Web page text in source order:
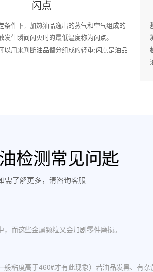
闪点
条件下，加热油品逸出的蒸气和空气组成的
发生瞬间闪火时的最低温度称为闪点。
以用来判断油品馏分组成的轻重;闪点是油品
检测常见问匙
需了解更多，请咨询客服
而这些金属颗粒又会加剧零件磨损。
粘度高于460#才有此现象）若油品发黑、有